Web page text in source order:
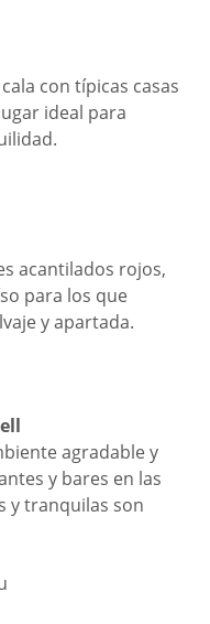
con típicas casas
ideal para
acantilados rojos,
para los que
y apartada.
agradable y
y bares en las
y tranquilas son